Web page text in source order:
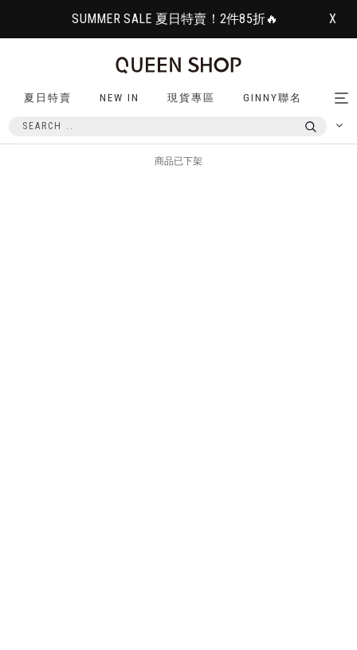
SUMMER SALE 夏日特賣！2件85折🔥 X
夏日特賣 NEW IN 現貨專區 GINNY聯名
商品已下架